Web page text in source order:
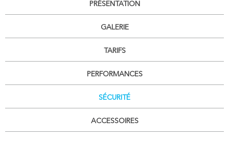
PRÉSENTATION
GALERIE
TARIFS
PERFORMANCES
SÉCURITÉ
ACCESSOIRES